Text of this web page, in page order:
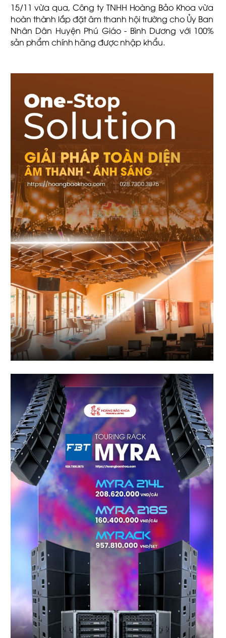
15/11 vừa qua, Công ty TNHH Hoàng Bảo Khoa vừa
hoàn thành lắp đặt âm thanh hội trường cho Ủy Ban
Nhân Dân Huyện Phú Giáo - Bình Dương với 100%
sản phẩm chính hãng được nhập khẩu.